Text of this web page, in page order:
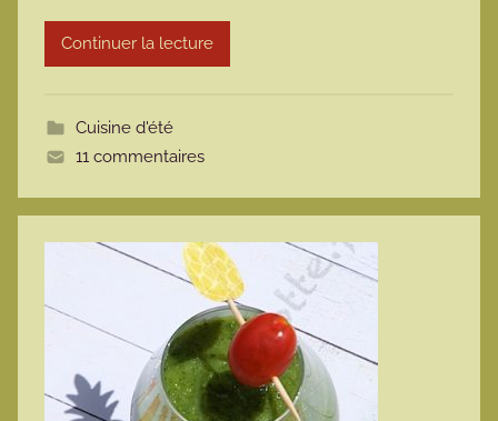
r
Continuer la lecture
Cuisine d'été
11 commentaires